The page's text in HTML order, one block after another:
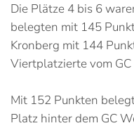
Die Plätze 4 bis 6
belegten mit 145
Kronberg mit 144
Viertplatzierte vom GC
Mit 152 Punkten
Platz hinter dem GC